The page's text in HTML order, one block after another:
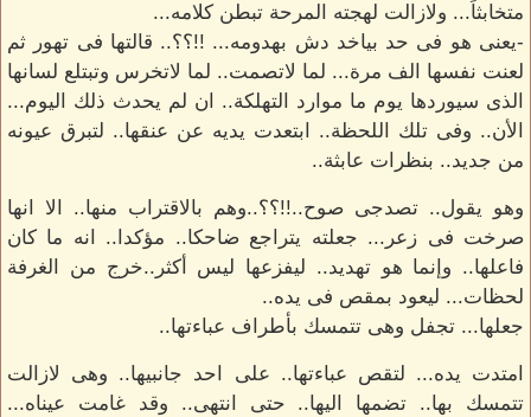
متخابثاً... ولازالت لهجته المرحة تبطن كلامه...
-يعنى هو فى حد بياخد دش بهدومه... !!؟؟.. قالتها فى تهور ثم
لعنت نفسها الف مرة... لما لاتصمت.. لما لاتخرس وتبتلع لسانها
الذى سيوردها يوم ما موارد التهلكة.. ان لم يحدث ذلك اليوم...
الأن.. وفى تلك اللحظة.. ابتعدت يديه عن عنقها.. لتبرق عيونه
من جديد.. بنظرات عابثة..
وهو يقول.. تصدجى صوح..!!؟؟..وهم بالاقتراب منها.. الا انها
صرخت فى زعر... جعلته يتراجع ضاحكا.. مؤكدا.. انه ما كان
فاعلها.. وإنما هو تهديد.. ليفزعها ليس أكثر..خرج من الغرفة
لحظات... ليعود بمقص فى يده..
جعلها... تجفل وهى تتمسك بأطراف عباءتها..
امتدت يده... لتقص عباءتها.. على احد جانبيها.. وهى لازالت
تتمسك بها.. تضمها اليها.. حتى انتهى.. وقد غامت عيناه...